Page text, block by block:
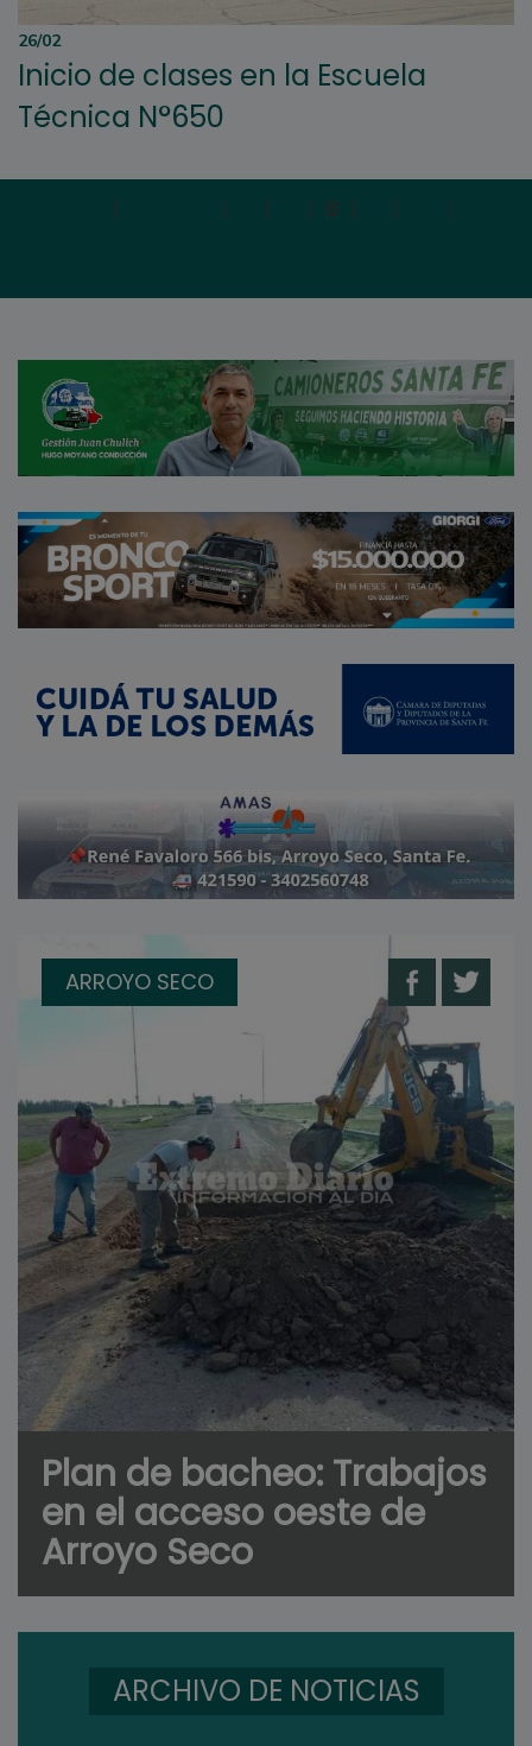
26/02
Inicio de clases en la Escuela
Técnica N°650
| | | | 8 | | |
ARROYO SECO
Plan de bacheo: Trabajos
en el acceso oeste de
Arroyo Seco
ARCHIVO DE NOTICIAS